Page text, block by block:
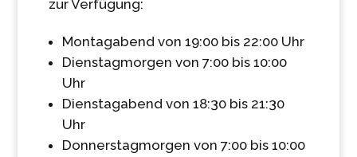
zur Verfügung:
Montagabend von 19:00 bis 22:00 Uhr
Dienstagmorgen von 7:00 bis 10:00
Uhr
Dienstagabend von 18:30 bis 21:30
Uhr
Donnerstagmorgen von 7:00 bis 10:00